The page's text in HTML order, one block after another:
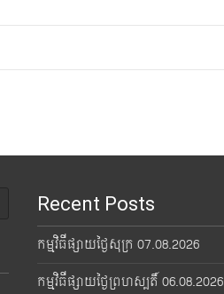
Recent Posts
កម្មវិធីផ្សាយថ្ងៃសុក្រ 07.08.2026
កម្មវិធីផ្សាយថ្ងៃព្រហស្បតិ៍ 06.08.2026